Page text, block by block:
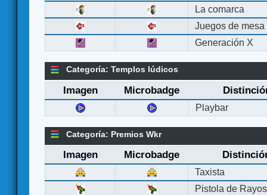
La comarca
Juegos de mesa
Generación X
Categoría: Templos lúdicos
Imagen Microbadge
Playbar
Categoría: Premios Wkr
Imagen Microbadge
Taxista
Pistola de Rayos